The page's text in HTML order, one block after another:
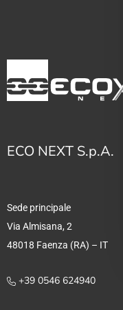
ECO NEXT S.p.A.
Sede principale
Via Almisana, 2
48018 Faenza (RA) – IT
+39 0546 624940